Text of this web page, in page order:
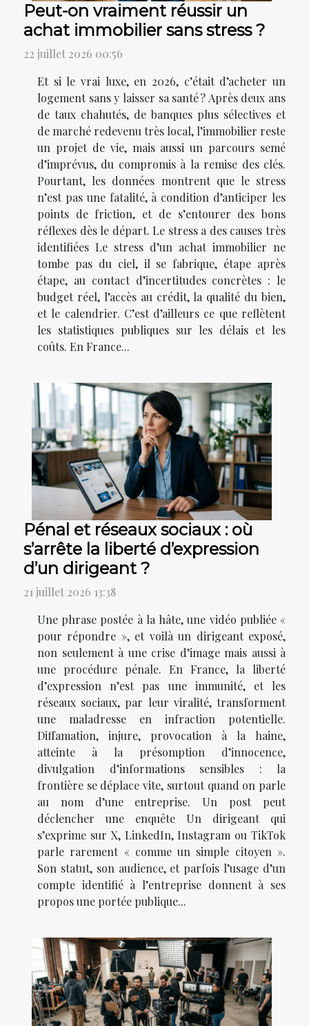
Peut-on vraiment réussir un
achat immobilier sans stress ?
22 juillet 2026 00:56
Et si le vrai luxe, en 2026, c’était d’acheter un
logement sans y laisser sa santé ? Après deux ans
de taux chahutés, de banques plus sélectives et
de marché redevenu très local, l’immobilier reste
un projet de vie, mais aussi un parcours semé
d’imprévus, du compromis à la remise des clés.
Pourtant, les données montrent que le stress
n’est pas une fatalité, à condition d’anticiper les
points de friction, et de s’entourer des bons
réflexes dès le départ. Le stress a des causes très
identifiées Le stress d’un achat immobilier ne
tombe pas du ciel, il se fabrique, étape après
étape, au contact d’incertitudes concrètes : le
budget réel, l’accès au crédit, la qualité du bien,
et le calendrier. C’est d’ailleurs ce que reflètent
les statistiques publiques sur les délais et les
coûts. En France...
Pénal et réseaux sociaux : où
s’arrête la liberté d’expression
d’un dirigeant ?
21 juillet 2026 13:38
Une phrase postée à la hâte, une vidéo publiée «
pour répondre », et voilà un dirigeant exposé,
non seulement à une crise d’image mais aussi à
une procédure pénale. En France, la liberté
d’expression n’est pas une immunité, et les
réseaux sociaux, par leur viralité, transforment
une maladresse en infraction potentielle.
Diffamation, injure, provocation à la haine,
atteinte à la présomption d’innocence,
divulgation d’informations sensibles : la
frontière se déplace vite, surtout quand on parle
au nom d’une entreprise. Un post peut
déclencher une enquête Un dirigeant qui
s’exprime sur X, LinkedIn, Instagram ou TikTok
parle rarement « comme un simple citoyen ».
Son statut, son audience, et parfois l’usage d’un
compte identifié à l’entreprise donnent à ses
propos une portée publique...